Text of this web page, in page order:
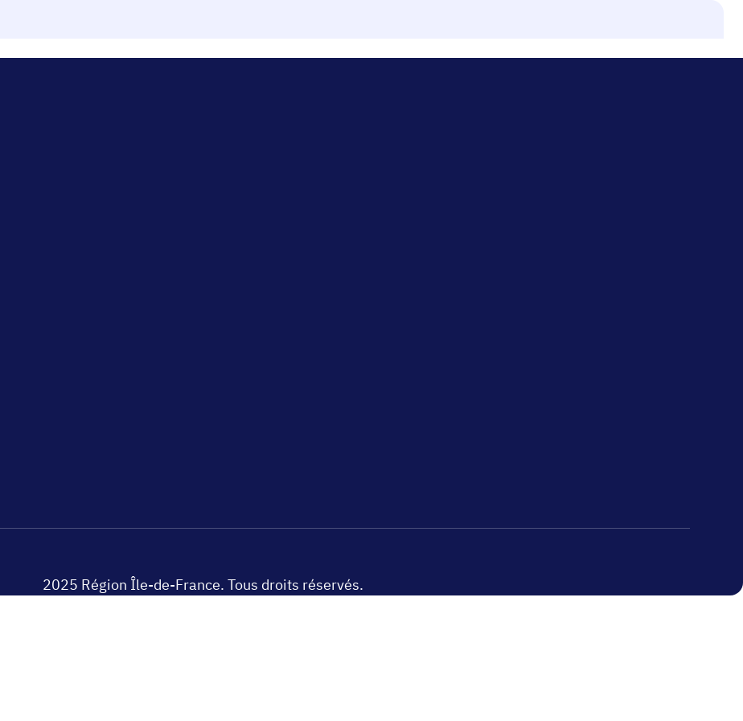
2025 Région Île-de-France. Tous droits réservés.